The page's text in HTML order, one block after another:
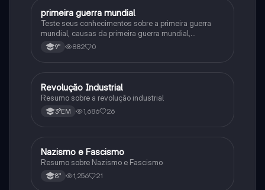
História
primeira guerra mundial
Teste seus conhecimentos sobre a primeira guerra
mundial, causas da primeira guerra mundial,
consequências da Primeira Guerra Mundial,fases da
primeira guerra mundial
9° 882 0
História
Revolução Industrial
Resumo sobre a revolução industrial
3°EM 1,686 26
História
Nazismo e Fascismo
Resumo sobre Nazismo e Fascismo
8° 1,256 21